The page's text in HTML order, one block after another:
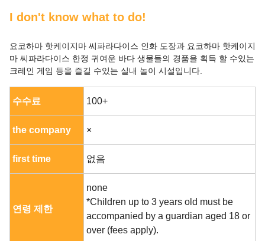
I don't know what to do!
요코하마 핫케이지마 씨파라다이스 인화 도장과 요코하마 핫케이지
마 씨파라다이스 한정 귀여운 바다 생물들의 경품을 획득 할 수있는
크레인 게임 등을 즐길 수있는 실내 놀이 시설입니다.
수수료 100+
the company ×
first time 없음
연령 제한
none
*Children up to 3 years old must be
accompanied by a guardian aged 18 or
over (fees apply).